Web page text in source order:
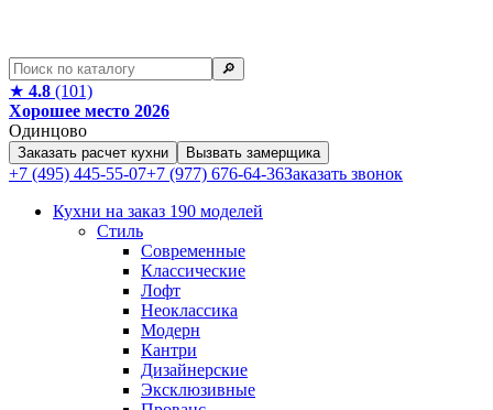
🔎︎
★ 4.8 (101)
Хорошее место 2026
Одинцово
Заказать расчет кухни Вызвать замерщика
+7 (495) 445-55-07+7 (977) 676-64-36Заказать звонок
Кухни на заказ 190 моделей
Стиль
Современные
Классические
Лофт
Неоклассика
Модерн
Кантри
Дизайнерские
Эксклюзивные